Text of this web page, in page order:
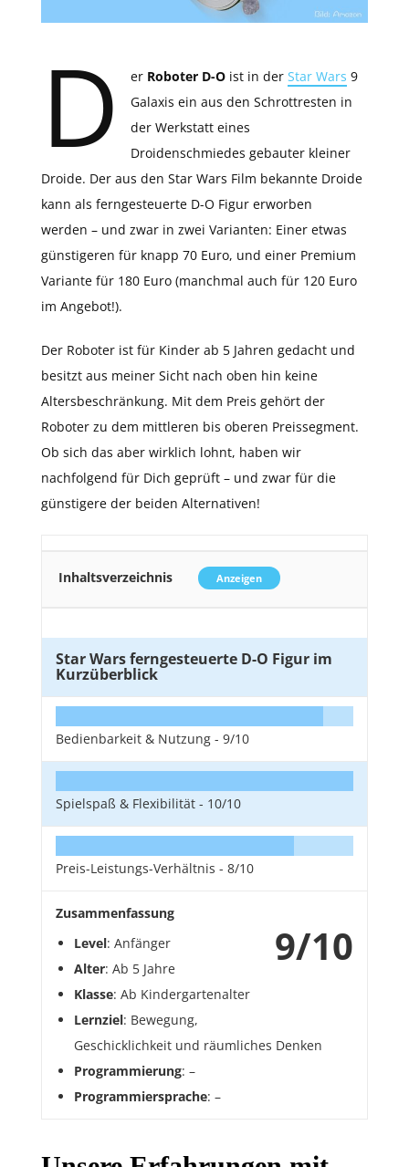
D er Roboter D-O ist in der Star Wars 9
Galaxis ein aus den Schrottresten in
der Werkstatt eines
Droidenschmiedes gebauter kleiner
Droide. Der aus den Star Wars Film bekannte Droide
kann als ferngesteuerte D-O Figur erworben
werden – und zwar in zwei Varianten: Einer etwas
günstigeren für knapp 70 Euro, und einer Premium
Variante für 180 Euro (manchmal auch für 120 Euro
im Angebot!).
Der Roboter ist für Kinder ab 5 Jahren gedacht und
besitzt aus meiner Sicht nach oben hin keine
Altersbeschränkung. Mit dem Preis gehört der
Roboter zu dem mittleren bis oberen Preissegment.
Ob sich das aber wirklich lohnt, haben wir
nachfolgend für Dich geprüft – und zwar für die
günstigere der beiden Alternativen!
Inhaltsverzeichnis Anzeigen
Star Wars ferngesteuerte D-O Figur im
Kurzüberblick
Bedienbarkeit & Nutzung - 9/10
Spielspaß & Flexibilität - 10/10
Preis-Leistungs-Verhältnis - 8/10
9/10
Zusammenfassung
Level: Anfänger
Alter: Ab 5 Jahre
Klasse: Ab Kindergartenalter
Lernziel: Bewegung,
Geschicklichkeit und räumliches Denken
Programmierung: –
Programmiersprache: –